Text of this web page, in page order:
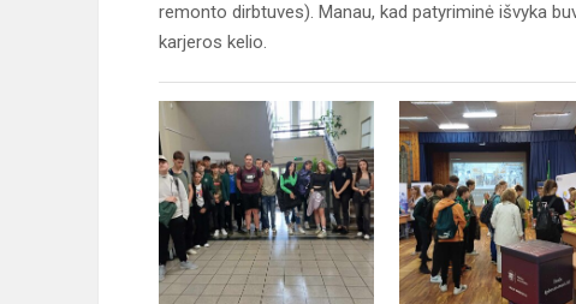
remonto dirbtuves). Manau, kad patyriminė išvyka
karjeros kelio.